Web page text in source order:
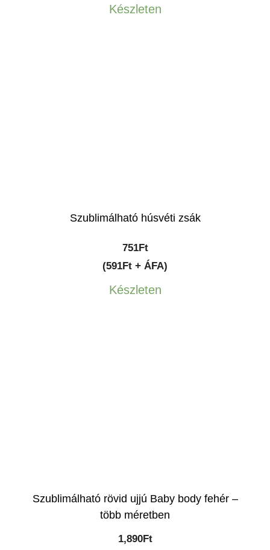
Készleten
Szublimálható húsvéti zsák
751Ft
(591Ft + ÁFA)
Készleten
Szublimálható rövid ujjú Baby body fehér –
több méretben
1,890Ft